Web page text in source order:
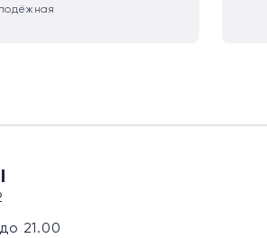
21.00